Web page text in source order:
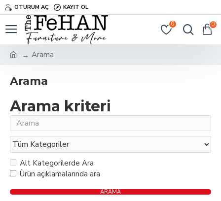
OTURUM AÇ KAYIT OL
0 0
Arama
Arama
Arama kriteri
Alt Kategorilerde Ara
Ürün açıklamalarında ara
ARAMA